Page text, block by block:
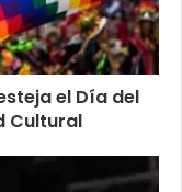
el Día del
Cultural